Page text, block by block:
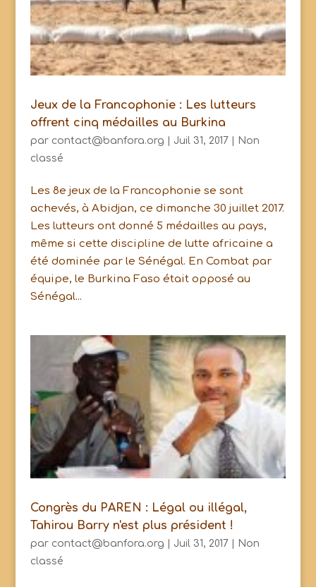
Jeux de la Francophonie : Les lutteurs
offrent cinq médailles au Burkina
par contact@banfora.org Juil 31, 2017
Non
classé
Les 8e jeux de la Francophonie se sont
achevés, à Abidjan, ce dimanche 30 juillet 2017.
Les lutteurs ont donné 5 médailles au pays,
même si cette discipline de lutte africaine a
été dominée par le Sénégal. En Combat par
équipe, le Burkina Faso était opposé au
Sénégal...
Congrès du PAREN : Légal ou illégal,
Tahirou Barry n'est plus président !
par contact@banfora.org Juil 31, 2017
Non
classé